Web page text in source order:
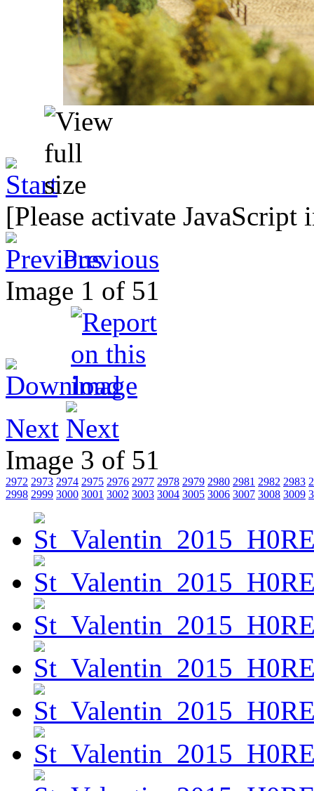
[Please activate
Previous
Image 1 of 51
Next
Image 3 of 51
2972 2973 2974 2975 2976 2977 2978 2979 2980 2981 2982 2983
2998 2999 3000 3001 3002 3003 3004 3005 3006 3007 3008 3009